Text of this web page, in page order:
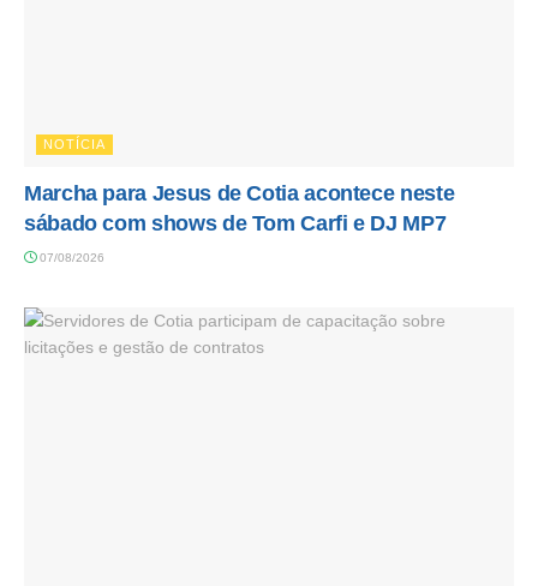
NOTÍCIA
Marcha para Jesus de Cotia acontece neste
sábado com shows de Tom Carfi e DJ MP7
07/08/2026